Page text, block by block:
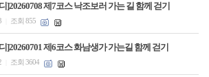
]20260708 제7코스 낙조보러 가는 길 함께 걷기
조회 855
]20260701 제6코스 화남생가 가는길 함께 걷기
조회 3604